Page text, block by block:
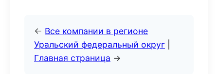
← Все компании в регионе
Уральский федеральный округ
Главная страница →